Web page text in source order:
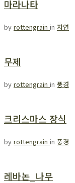
마라나타
by rottengrain in 자연
무제
by rottengrain in 풍경
크리스마스 장식
by rottengrain in 풍경
레바논_나무